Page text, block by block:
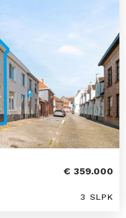
€ 359.000
3 SLPK